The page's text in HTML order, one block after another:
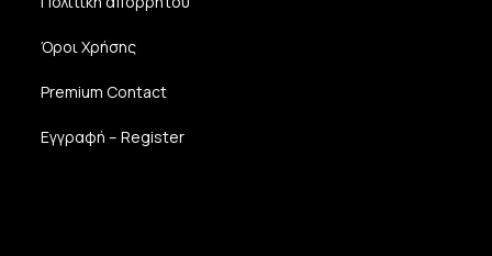
Όροι Χρήσης
Premium Contact
Εγγραφή – Register